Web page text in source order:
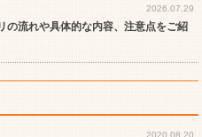
2026.07.29
の流れや具体的な内容、注意点をご紹
2020.08.20